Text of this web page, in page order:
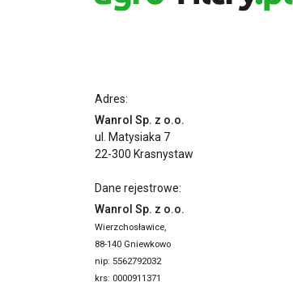
Adres:
Wanrol Sp. z o.o.
ul. Matysiaka 7
22-300 Krasnystaw
Dane rejestrowe:
Wanrol Sp. z o.o.
Wierzchosławice,
88-140 Gniewkowo
nip: 5562792032
krs: 0000911371